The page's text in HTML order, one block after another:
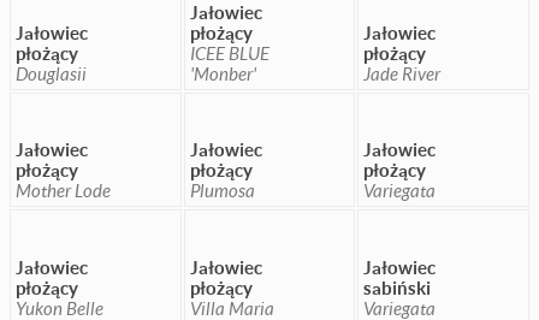
Jałowiec
płożący
Douglasii
Jałowiec
płożący
ICEE BLUE
'Monber'
Jałowiec
płożący
Jade River
Jałowiec
płożący
Mother Lode
Jałowiec
płożący
Plumosa
Jałowiec
płożący
Variegata
Jałowiec
płożący
Yukon Belle
Jałowiec
płożący
Villa Maria
Jałowiec
sabiński
Variegata